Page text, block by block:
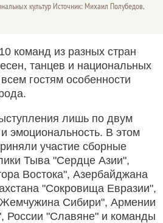
культур Источник: Михаил Полубедов,
команд из разных стран
танцев и национальных
гостям особенности
лишь по двум
эмоциональность. В этом
участие сборные
Тыва "Сердце Азии",
Востока", Азербайджана
"Сокровища Евразии",
Сибири", Армении
России "Славяне" и команды